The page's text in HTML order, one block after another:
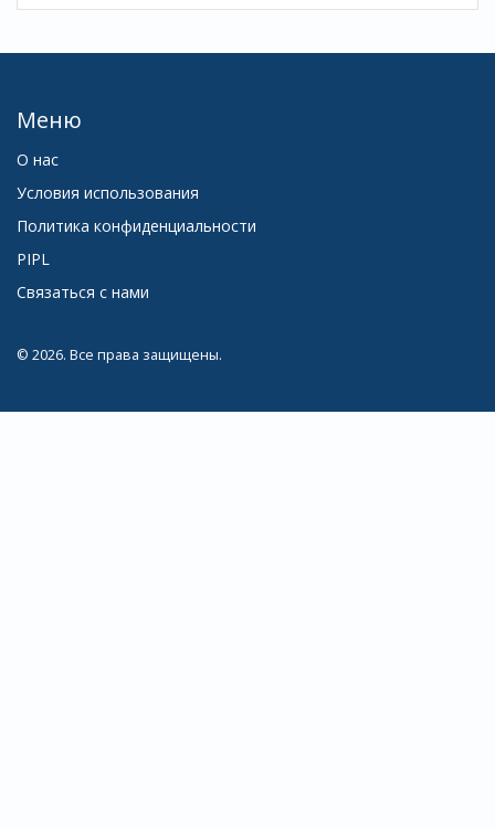
Меню
О нас
Условия использования
Политика конфиденциальности
PIPL
Связаться с нами
© 2026. Все права защищены.